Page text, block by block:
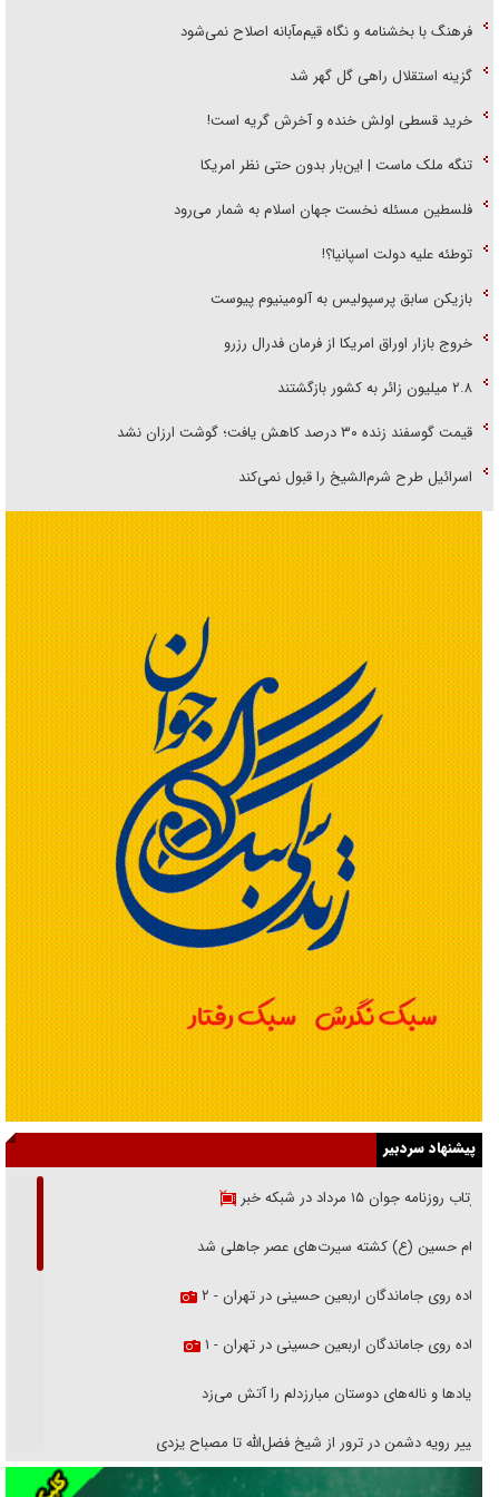
فرهنگ با بخشنامه و نگاه قیم‌مآبانه اصلاح نمی‌شود
گزینه استقلال راهی گل گهر شد
خرید قسطی اولش خنده و آخرش گریه است!
تنگه ملک ماست | این‌بار بدون حتی نظر امریکا
فلسطین مسئله نخست جهان اسلام به شمار می‌رود
توطئه علیه دولت اسپانیا؟!
بازیکن سابق پرسپولیس به آلومینیوم پیوست
خروج بازار اوراق امریکا از فرمان فدرال رزرو
۲.۸ میلیون زائر به کشور بازگشتند
قیمت گوسفند زنده ۳۰ درصد کاهش یافت؛ گوشت ارزان نشد
اسرائیل طرح شرم‌الشیخ را قبول نمی‌کند
پیشنهاد سردبیر
بازتاب روزنامه جوان ۱۵ مرداد در شبکه خبر
امام حسین (ع) کشته سیرت‌های عصر جاهلی شد
پیاده روی جاماندگان اربعین حسینی در تهران - ۲
پیاده روی جاماندگان اربعین حسینی در تهران - ۱
فریاد‌ها و ناله‌های دوستان مبارزدلم را آتش می‌زد
تغییر رویه دشمن در ترور از شیخ فضل‌الله تا مصباح یزدی